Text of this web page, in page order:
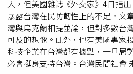
of Democracy Institute，V-Dem）
球最受外國政府發起假訊息攻擊的
警告，中國正滲透台灣經濟、媒體
出多項加強安全的措施。數名軍人
間諜活動而被捕入獄，甚至連民進
親信也遭控涉案。此外，與中國關
六八艦隊艦隊長姚樂輝等亦出席是
係領導能力，以及推動價值外交。
持現狀，確保台海和平穩定，同時
民主國家的夥伴關係，推動全球繁
化全社會防衛韌性。今年，我們首
行的漢光演習，與新合併的「城鎮
「國家團結月」。除了擴大民眾參
大，但美國雜誌《外交家》4日指
暴露台灣在民防韌性上的不足。文
灣與烏克蘭相提並論，但對多數台
可及的想像。此外，也有美國專家
科技企業在台灣都有據點，一旦局
必會挺身支持台灣。台灣民間社會